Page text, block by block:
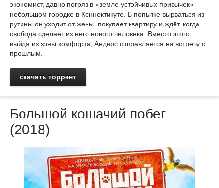
экономист, давно погряз в «земле устойчивых привычек» -
небольшом городке в Коннектикуте. В попытке вырваться из
рутины он уходит от жены, покупает квартиру и ждёт, когда
свобода сделает из него нового человека. Вместо этого,
выйдя из зоны комфорта, Андерс отправляется на встречу с
прошлым.
скачать торрент
Большой кошачий побег
(2018)